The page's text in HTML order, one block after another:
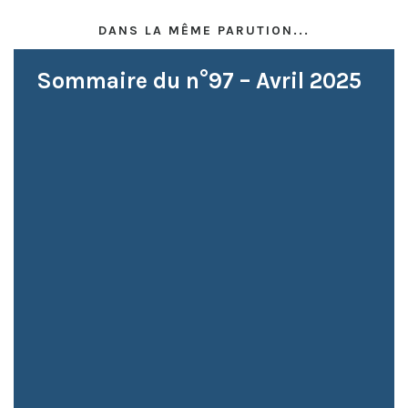
DANS LA MÊME PARUTION...
Sommaire du n°97 – Avril 2025